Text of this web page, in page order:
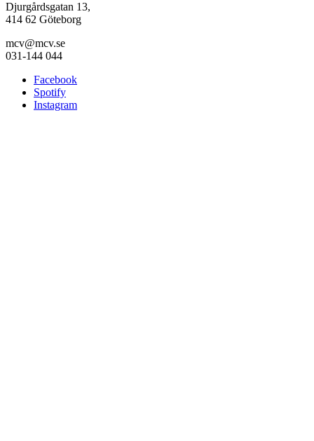
Djurgårdsgatan 13,
414 62 Göteborg
mcv@mcv.se
031-144 044
Facebook
Spotify
Instagram